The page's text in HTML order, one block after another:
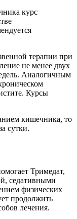
курс
терапии при
не менее двух
Аналогичным
Курсы
кишечника, то
сутки.
Тримедат,
седативными
физических
продолжить
лечения.